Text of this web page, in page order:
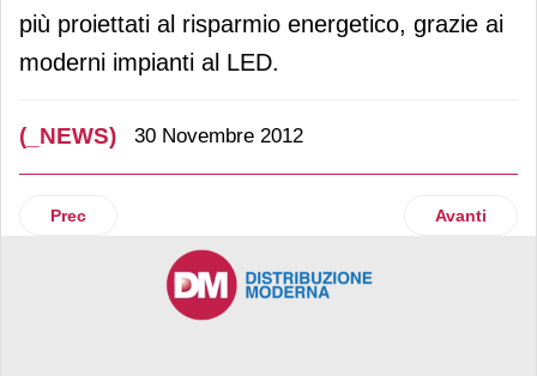
più proiettati al risparmio energetico, grazie ai
moderni impianti al LED.
(_NEWS) 30 Novembre 2012
Articolo precedente: Il Polli Cooking Lab celebra la prima
Prec Articolo
Avanti